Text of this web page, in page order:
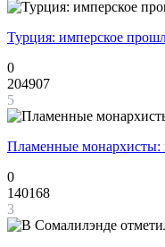
Турция: имперское
0
204907
5
Пламенные монархисты:
0
140168
3